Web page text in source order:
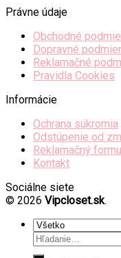
Právne údaje
Obchodné
Dopravné
Reklamačné
Pravidla Cookies
Informácie
Ochrana súkromia
Odstúpenie od
Reklamačný
Kontakt
Sociálne siete
© 2026 Vipcloset.sk.
Hľadať: